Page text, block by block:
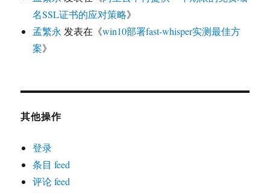
名SSL证书的应对策略》
孟繁永 发表在《win10部署fast-whisper实测最佳方
案》
其他操作
登录
条目 feed
评论 feed